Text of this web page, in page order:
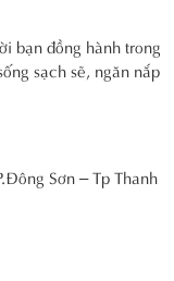
bạn đồng hành trong
sạch sẽ, ngăn nắp
Sơn – Tp Thanh